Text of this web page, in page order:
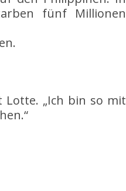
fünf Millionen
„Ich bin so mit